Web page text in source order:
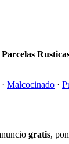
· Malcocinado ·
gratis,